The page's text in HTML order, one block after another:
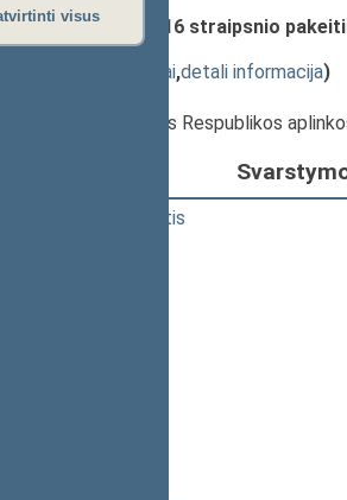
visus
Nr. I-1428 16 straipsnio
susiję dokumentai,detali informacija)
, Ministras, Lietuvos Respublikos
Remigijus Žemaitaitis